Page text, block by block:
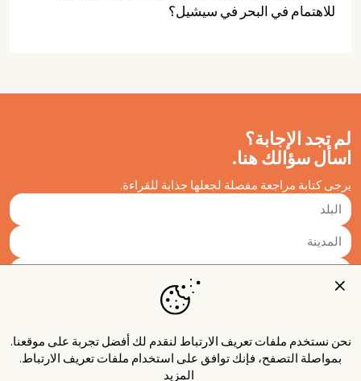
للاهتمام في البحر في سيشيل؟
لم تجد الإجابة؟
اسأل سؤالك هنا.
يرجى كتابة مراجعة مفصلة لجعلها جذابة للقراءة.
نحن نستخدم ملفات تعريف الارتباط لنقدم لك أفضل تجربة على موقعنا.
بمواصلة التصفح، فإنك توافق على استخدام ملفات تعريف الارتباط.
المزيد